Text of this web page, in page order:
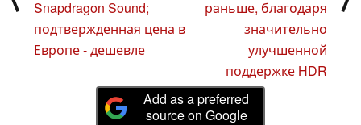
Snapdragon Sound;
подтвержденная цена в
Европе - дешевле
раньше, благодаря
значительно
улучшенной
поддержке HDR
Add as a preferred
source on Google